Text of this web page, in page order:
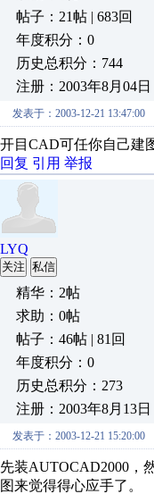
帖子：21帖 | 683回
年度积分：0
历史总积分：744
注册：2003年8月04日
发表于：2003-12-21 13:47:00
开目CAD可任你自己建
回复 引用 举报
LYQ
关注 私信
精华：2帖
求助：0帖
帖子：46帖 | 81回
年度积分：0
历史总积分：273
注册：2003年8月13日
发表于：2003-12-21 15:20:00
先装AUTOCAD2000，
图来觉得得心应手了。